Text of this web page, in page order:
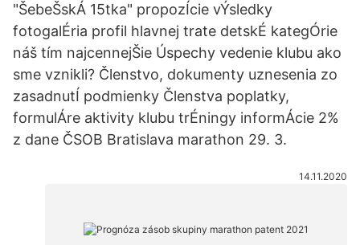
"ŠebeŠskÁ 15tka" propozÍcie vÝsledky
fotogalÉria profil hlavnej trate detskÉ kategÓrie
náš tím najcennejŠie Úspechy vedenie klubu ako
sme vznikli? Členstvo, dokumenty uznesenia zo
zasadnutÍ podmienky Členstva poplatky,
formulÁre aktivity klubu trÉningy informÁcie 2%
z dane ČSOB Bratislava marathon 29. 3.
14.11.2020